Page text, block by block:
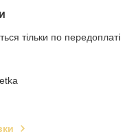
тільки по передоплаті.